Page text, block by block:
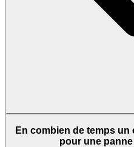
En combien de temps
pour une